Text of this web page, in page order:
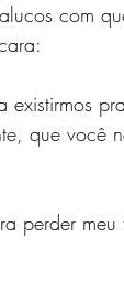
com
existirmos
que você
perder meu